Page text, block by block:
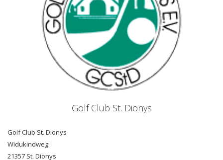
Golf Club St. Dionys
Golf Club St. Dionys
Widukindweg
21357 St. Dionys